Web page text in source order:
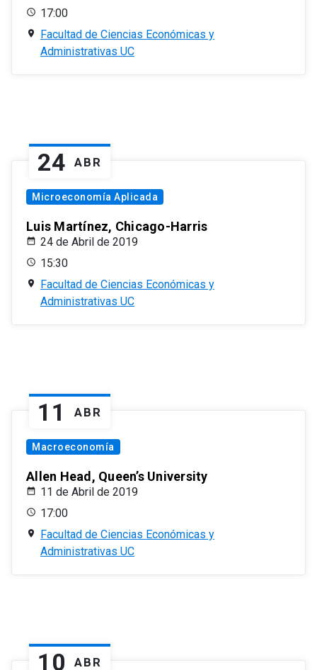
17:00
Facultad de Ciencias Económicas y
Administrativas UC
24 ABR
Microeconomía Aplicada
Luis Martínez, Chicago-Harris
24 de Abril de 2019
15:30
Facultad de Ciencias Económicas y
Administrativas UC
11 ABR
Macroeconomía
Allen Head, Queen’s University
11 de Abril de 2019
17:00
Facultad de Ciencias Económicas y
Administrativas UC
10 ABR